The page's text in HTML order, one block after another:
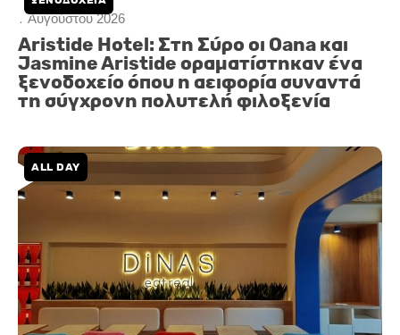
7 Αυγούστου 2026
Aristide Hotel: Στη Σύρο οι Oana και
Jasmine Aristide οραματίστηκαν ένα
ξενοδοχείο όπου η αειφορία συναντά
τη σύγχρονη πολυτελή φιλοξενία
ALL DAY